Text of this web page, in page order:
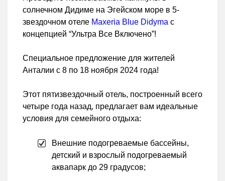
солнечном Дидиме на Эгейском море в 5-
звездочном отеле Maxeria Blue Didyma с
концепцией “Ультра Все Включено”!
Специальное предложение для жителей
Анталии с 8 по 18 ноября 2024 года!
Этот пятизвездочный отель, построенный всего
четыре года назад, предлагает вам идеальные
условия для семейного отдыха:
Внешние подогреваемые бассейны,
детский и взрослый подогреваемый
аквапарк до 29 градусов;